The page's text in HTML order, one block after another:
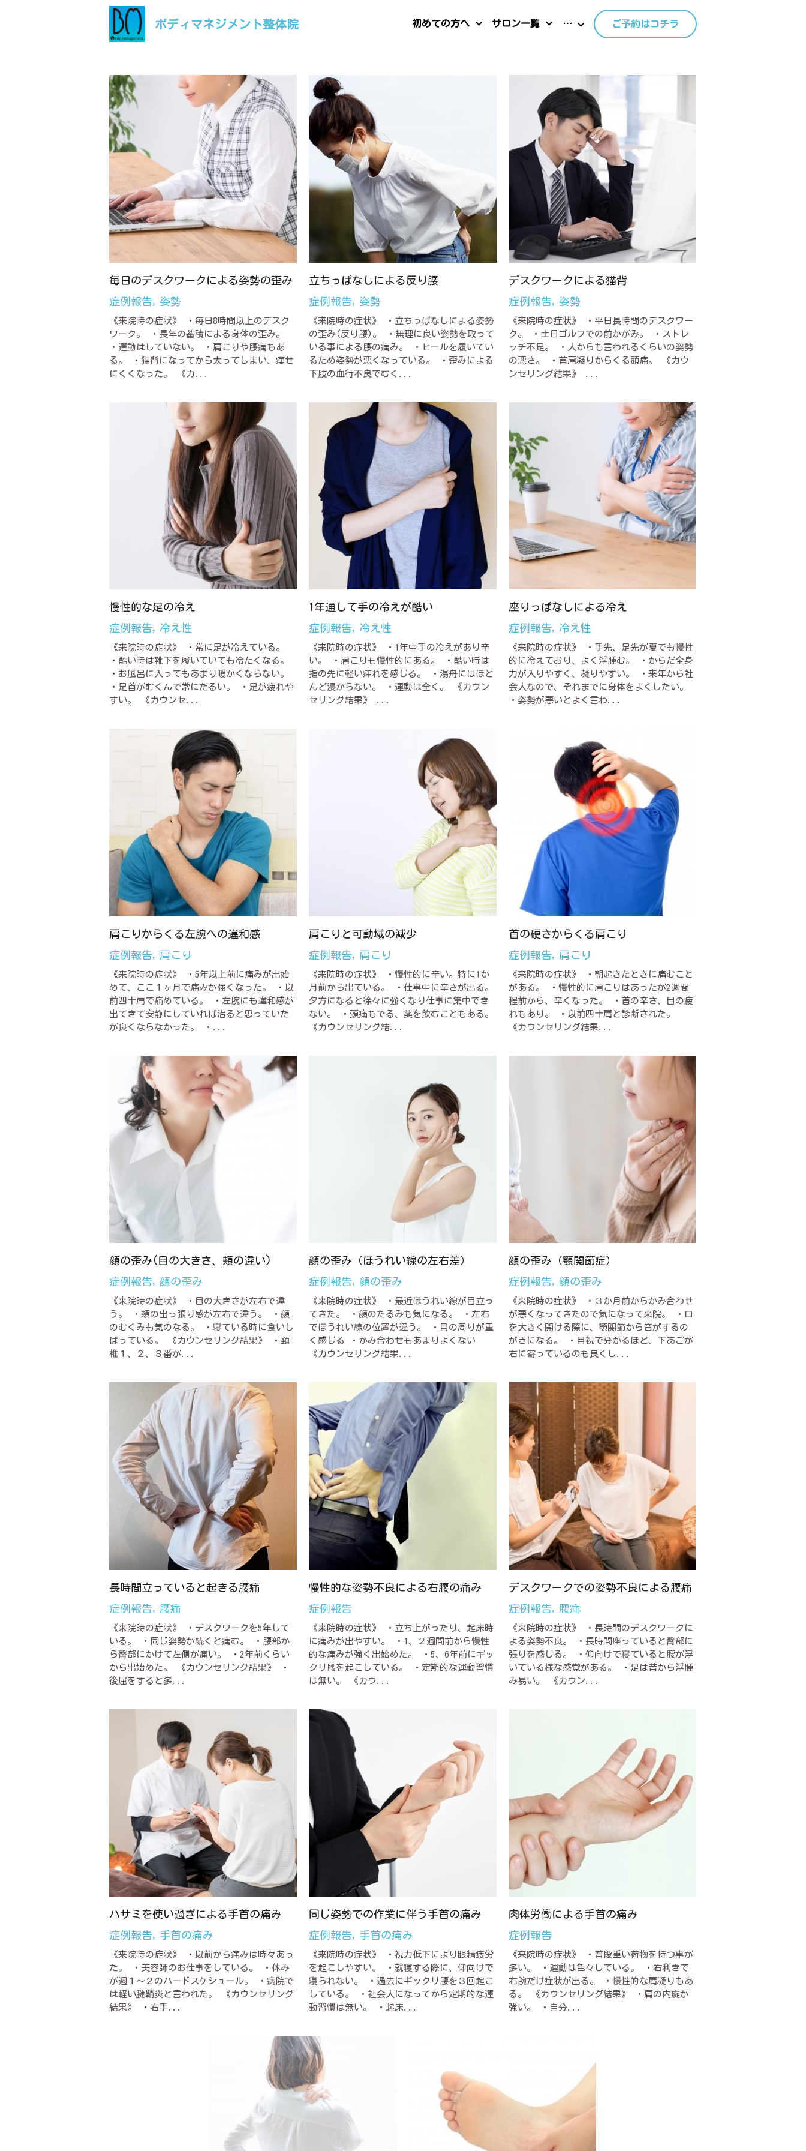
ボディマネジメント整体院 初めての方へ サロン一覧 … ご予約はコチラ
毎日のデスクワークによる姿勢の歪み
症例報告, 姿勢
《来院時の症状》 ・毎日8時間以上のデスク
ワーク。 ・長年の蓄積による身体の歪み。
・運動はしていない。 ・肩こりや腰痛もあ
る。 ・猫背になってから太ってしまい、痩せ
にくくなった。 《カ...
立ちっぱなしによる反り腰
症例報告, 姿勢
《来院時の症状》 ・立ちっぱなしによる姿勢
の歪み(反り腰)。 ・無理に良い姿勢を取って
いる事による腰の痛み。 ・ヒールを履いてい
るため姿勢が悪くなっている。 ・歪みによる
下肢の血行不良でむく...
デスクワークによる猫背
症例報告, 姿勢
《来院時の症状》 ・平日長時間のデスクワー
ク。 ・土日ゴルフでの前かがみ。 ・ストレ
ッチ不足。 ・人からも言われるくらいの姿勢
の悪さ。 ・首肩凝りからくる頭痛。 《カウ
ンセリング結果》 ...
慢性的な足の冷え
症例報告, 冷え性
《来院時の症状》 ・常に足が冷えている。
・酷い時は靴下を履いていても冷たくなる。
・お風呂に入ってもあまり暖かくならない。
・足首がむくんで常にだるい。 ・足が疲れや
すい。 《カウンセ...
1年通して手の冷えが酷い
症例報告, 冷え性
《来院時の症状》 ・1年中手の冷えがあり辛
い。 ・肩こりも慢性的にある。 ・酷い時は
指の先に軽い痺れを感じる。 ・湯舟にはほと
んど浸からない。 ・運動は全く。 《カウン
セリング結果》 ...
座りっぱなしによる冷え
症例報告, 冷え性
《来院時の症状》 ・手先、足先が夏でも慢性
的に冷えており、よく浮腫む。 ・からだ全身
力が入りやすく、凝りやすい。 ・来年から社
会人なので、それまでに身体をよくしたい。
・姿勢が悪いとよく言わ...
肩こりからくる左腕への違和感
症例報告, 肩こり
《来院時の症状》 ・5年以上前に痛みが出始
めて、ここ１ヶ月で痛みが強くなった。 ・以
前四十肩で痛めている。 ・左腕にも違和感が
出てきて安静にしていれば治ると思っていた
が良くならなかった。 ・...
肩こりと可動域の減少
症例報告, 肩こり
《来院時の症状》 ・慢性的に辛い。特に1か
月前から出ている。 ・仕事中に辛さが出る。
夕方になると徐々に強くなり仕事に集中でき
ない。 ・頭痛もでる、薬を飲むこともある。
《カウンセリング結...
首の硬さからくる肩こり
症例報告, 肩こり
《来院時の症状》 ・朝起きたときに痛むこと
がある。 ・慢性的に肩こりはあったが2週間
程前から、辛くなった。 ・首の辛さ、目の疲
れもあり。 ・以前四十肩と診断された。
《カウンセリング結果...
顔の歪み(目の大きさ、頬の違い)
症例報告, 顔の歪み
《来院時の症状》 ・目の大きさが左右で違
う。 ・頬の出っ張り感が左右で違う。 ・顔
のむくみも気のなる。 ・寝ている時に食いし
ばっている。 《カウンセリング結果》 ・頚
椎１、２、３番が...
顔の歪み（ほうれい線の左右差）
症例報告, 顔の歪み
《来院時の症状》 ・最近ほうれい線が目立っ
てきた。 ・顔のたるみも気になる。 ・左右
でほうれい線の位置が違う。 ・目の周りが重
く感じる ・かみ合わせもあまりよくない
《カウンセリング結果...
顔の歪み（顎関節症）
症例報告, 顔の歪み
《来院時の症状》 ・３か月前からかみ合わせ
が悪くなってきたので気になって来院。 ・口
を大きく開ける際に、顎関節から音がするの
がきになる。 ・目視で分かるほど、下あごが
右に寄っているのも良くし...
長時間立っていると起きる腰痛
症例報告, 腰痛
《来院時の症状》 ・デスクワークを5年して
いる。 ・同じ姿勢が続くと痛む。 ・腰部か
ら臀部にかけて左側が痛い。 ・2年前くらい
から出始めた。 《カウンセリング結果》 ・
後屈をすると多...
慢性的な姿勢不良による右腰の痛み
症例報告
《来院時の症状》 ・立ち上がったり、起床時
に痛みが出やすい。 ・1、２週間前から慢性
的な痛みが強く出始めた。 ・5、6年前にギッ
クリ腰を起こしている。 ・定期的な運動習慣
は無い。 《カウ...
デスクワークでの姿勢不良による腰痛
症例報告, 腰痛
《来院時の症状》 ・長時間のデスクワークに
よる姿勢不良。 ・長時間座っていると臀部に
張りを感じる。 ・仰向けで寝ていると腰が浮
いている様な感覚がある。 ・足は昔から浮腫
み易い。 《カウン...
ハサミを使い過ぎによる手首の痛み
症例報告, 手首の痛み
《来院時の症状》 ・以前から痛みは時々あっ
た。 ・美容師のお仕事をしている。 ・休み
が週１～２のハードスケジュール。 ・病院で
は軽い腱鞘炎と言われた。 《カウンセリング
結果》 ・右手...
同じ姿勢での作業に伴う手首の痛み
症例報告, 手首の痛み
《来院時の症状》 ・視力低下により眼精疲労
を起こしやすい。 ・就寝する際に、仰向けで
寝られない。 ・過去にギックリ腰を３回起こ
している。 ・社会人になってから定期的な運
動習慣は無い。 ・起床...
肉体労働による手首の痛み
症例報告
《来院時の症状》 ・普段重い荷物を持つ事が
多い。 ・運動は色々している。 ・右利きで
右腕だけ症状が出る。 ・慢性的な肩凝りもあ
る。 《カウンセリング結果》 ・肩の内旋が
強い。 ・自分...